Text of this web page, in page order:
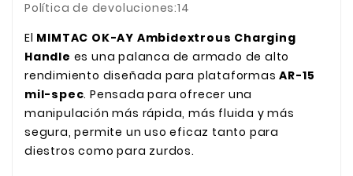
Política de devoluciones:14
El MIMTAC OK-AY Ambidextrous Charging
Handle es una palanca de armado de alto
rendimiento diseñada para plataformasAR-15
mil-spec. Pensada para ofrecer una
manipulación más rápida, más fluida y más
segura, permite un uso eficaz tanto para
diestros como para zurdos.